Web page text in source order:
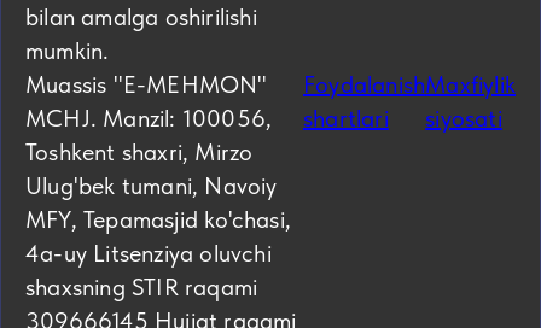
bilan amalga oshirilishi
mumkin.
Muassis "E-MEHMON"
MCHJ. Manzil: 100056,
Toshkent shaxri, Mirzo
Ulug'bek tumani, Navoiy
MFY, Tepamasjid ko'chasi,
4а-uy Litsenziya oluvchi
shaxsning STIR raqami
309666145 Hujjat raqami
Foydalanish
shartlari
Maxfiylik
siyosati